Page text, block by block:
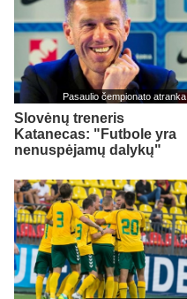
Pasaulio čempionato atranka
Slovėnų treneris
Katanecas: "Futbole yra
nenuspėjamų dalykų"